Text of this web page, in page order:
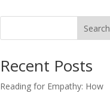
Search
Recent Posts
Reading for Empathy: How